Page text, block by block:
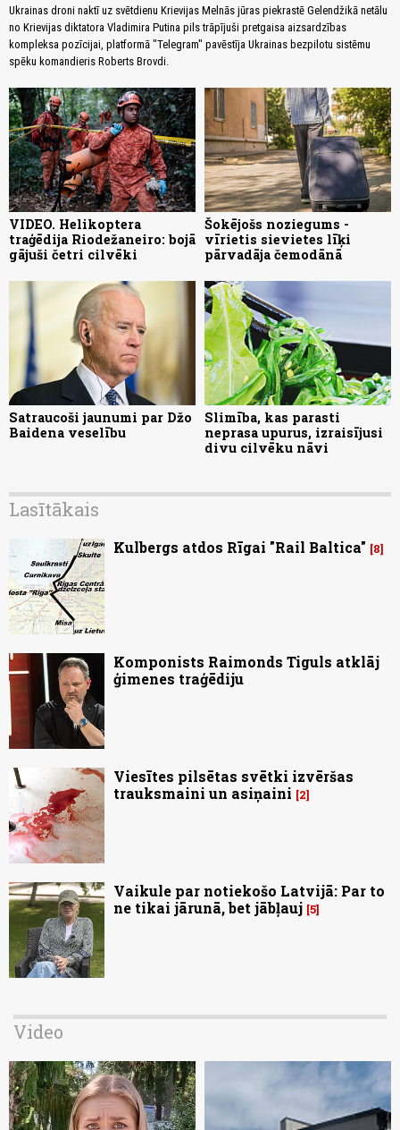
Ukrainas droni naktī uz svētdienu Krievijas Melnās jūras piekrastē Gelendžikā netālu
no Krievijas diktatora Vladimira Putina pils trāpījuši pretgaisa aizsardzības
kompleksa pozīcijai, platformā "Telegram" pavēstīja Ukrainas bezpilotu sistēmu
spēku komandieris Roberts Brovdi.
VIDEO. Helikoptera
traģēdija Riodežaneiro: bojā
gājuši četri cilvēki
Šokējošs noziegums -
vīrietis sievietes līķi
pārvadāja čemodānā
Satraucoši jaunumi par Džo
Baidena veselību
Slimība, kas parasti
neprasa upurus, izraisījusi
divu cilvēku nāvi
Lasītākais
Kulbergs atdos Rīgai "Rail Baltica" 8
Komponists Raimonds Tiguls atklāj
ģimenes traģēdiju
Viesītes pilsētas svētki izvēršas
trauksmaini un asiņaini
2
Vaikule par notiekošo Latvijā: Par to
ne tikai jārunā, bet jābļauj 5
Video